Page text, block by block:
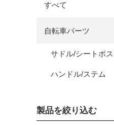
すべて
自転車パーツ
サドル/シートポス
シートポスト
ハンドル/ステム
フラットバー
製品を絞り込む